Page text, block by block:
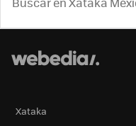
Xataka